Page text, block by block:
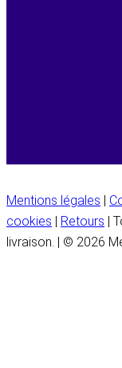
Mentions légales
cookies
Retours |
livraison. | © 2026